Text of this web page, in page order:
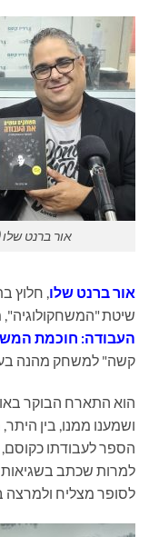
אור ברנט שלו
אור ברנט שלו, חלוץ
שיטת
העבודה: חוכמת
קשה" למשחק מהנה
הוא התארח הבוקר
ושמענו ממנו, בין
הספר לעבודתו
לסופר מצליח ולמרצה